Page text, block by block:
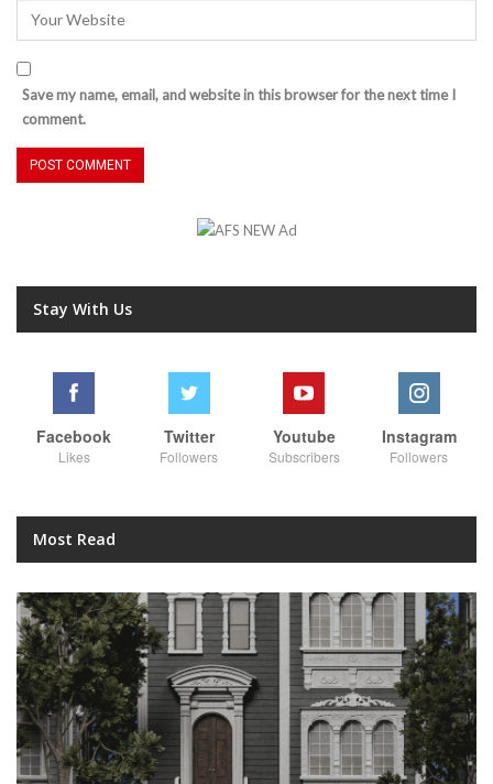
Save my name, email, and website in this browser for the next time I
comment.
Stay With Us
Facebook
Likes
Twitter
Followers
Youtube
Subscribers
Instagram
Followers
Most Read